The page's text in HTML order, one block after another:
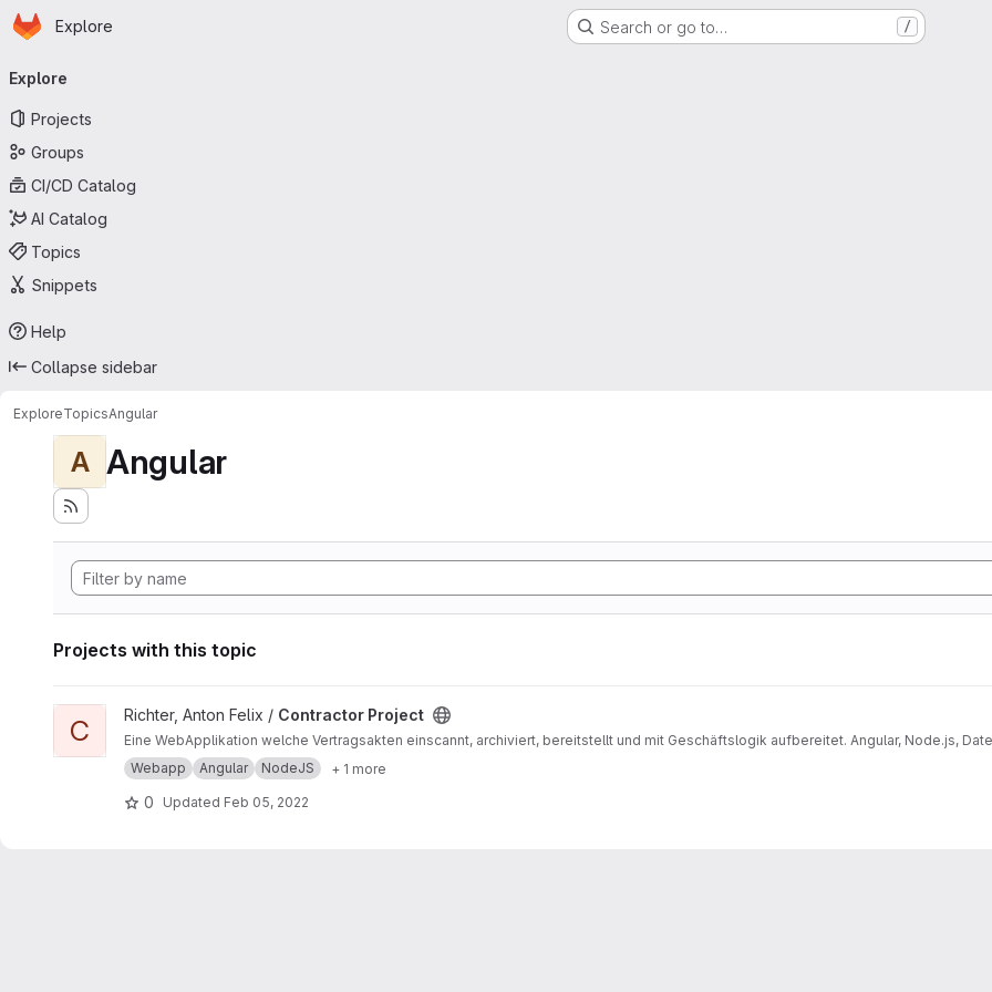
Skip to main content
Homepage
Explore Search or go to… /
navigation
Explore
Projects
Groups
CI/CD Catalog
AI Catalog
Topics
Snippets
Help
Collapse sidebar
ExploreTopicsAngular
A Angular
Projects with this topic
View Contractor Project project
C Richter, Anton Felix / Contractor Project
Eine WebApplikation welche Vertragsakten einscannt, archiviert, bereitstellt und mit Geschäftslogik aufbereitet. Angular, Node.js,
Webapp
Angular NodeJS + 1 more
0 Updated Feb 05, 2022